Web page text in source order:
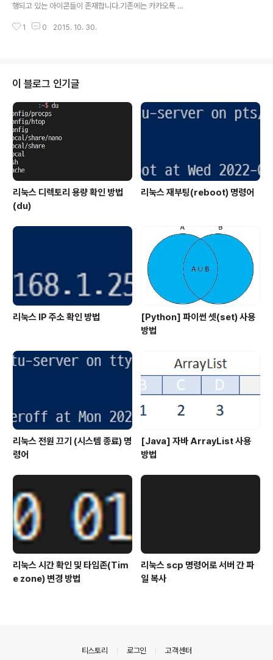
+을 다운로드 할 수 있습니다.https://notepad-plus-pl
us.org/DOWNLOAD를 클릭하면 최신 버전을 다운로드
행되고 있는 아이콘들이 존재합니다.기존에는 카카오톡 옆
다. 윈도우10에서 설정하는 방법입니다.시작 버튼을 누르
표시될 아이콘을 설정하는 부분입니다.먼저 항상 모든 아
이콘을 알림 영역에 표시는 꺼짐 상태로 둡니다. 그리고 보
여질 아이콘들은 켜짐으로 설정하고 숨겨질 아이콘들은 꺼
짐으로 설정합니다.수정할 경우 바로 표시가 되기 때문에
원하는 형태로 수정하면 됩니다.마지막으로 시스템 아이콘
을 켜는 방법은 다음과 같습니다. 이전의 알림 및 작업 메
뉴..
1 0 2015. 10. 30.
이 블로그 인기글
리눅스 디렉토리 용량 확인 방법
(du)
리눅스 재부팅(reboot) 명령어
리눅스 IP 주소 확인 방법
[Python] 파이썬 셋(set) 사용
방법
리눅스 전원 끄기 (시스템 종료) 명
령어
[Java] 자바 ArrayList 사용
방법
리눅스 시간 확인 및 타임존(Tim
e zone) 변경 방법
리눅스 scp 명령어로 서버 간 파
일 복사
티스토리 로그인 고객센터